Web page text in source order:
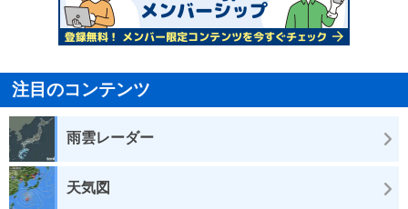
注目のコンテンツ
雨雲レーダー
天気図